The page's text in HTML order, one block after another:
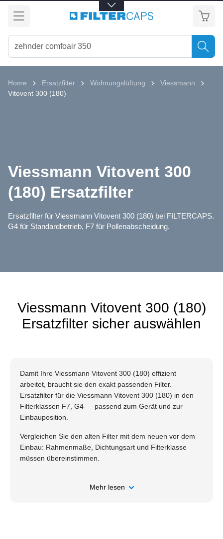
springen
Home Ersatzfilter Wohnungslüftung
Viessmann
Vitovent 300 (180)
Viessmann Vitovent 300
(180) Ersatzfilter
Ersatzfilter für Viessmann Vitovent 300 (180) bei FILTERCAPS.
G4 für Standardbetrieb, F7 für Pollenabscheidung.
Viessmann Vitovent 300 (180)
Ersatzfilter sicher auswählen
Damit Ihre Viessmann Vitovent 300 (180) effizient
arbeitet, braucht sie den exakt passenden Filter.
Ersatzfilter für die Viessmann Vitovent 300 (180) in den
Filterklassen F7, G4 — passend zum Gerät und zur
Einbauposition.
Vergleichen Sie den alten Filter mit dem neuen vor dem
Einbau: Rahmenmaße, Dichtungsart und Filterklasse
müssen übereinstimmen.
Mehr lesen